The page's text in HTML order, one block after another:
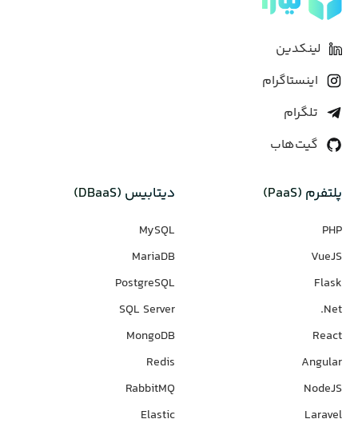
لینکدین
اینستاگرام
تلگرام
گیت‌هاب
پلتفرم (PaaS)
PHP
VueJS
Flask
Net.
React
Angular
NodeJS
Laravel
دیتابیس‌ (DBaaS)
MySQL
MariaDB
PostgreSQL
SQL Server
MongoDB
Redis
RabbitMQ
Elastic